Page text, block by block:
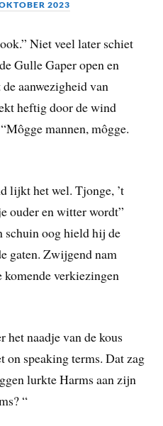
2023
Niet veel later schiet
Gulle Gaper open en
aanwezigheid van
heftig door de wind
mannen, môgge.
lijkt het wel. Tjonge, ’t
ouder en witter wordt”
schuin oog hield hij de
gaten. Zwijgend nam
komende verkiezingen
naadje van de kous
on speaking terms. Dat zag
lurkte Harms aan zijn
“